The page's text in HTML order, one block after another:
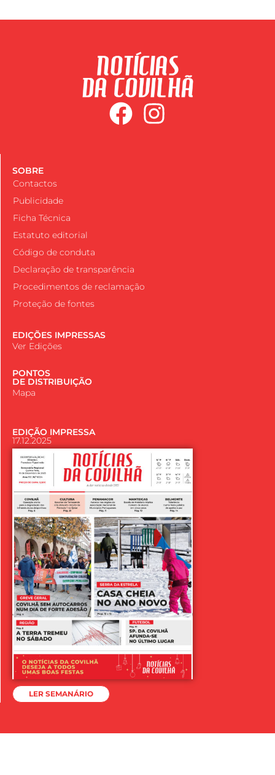
SOBRE
Contactos
Publicidade
Ficha Técnica
Estatuto editorial
Código de conduta
Declaração de transparência
Procedimentos de reclamação
Proteção de fontes
EDIÇÕES IMPRESSAS
Ver Edições
PONTOS
DE DISTRIBUIÇÃO
Mapa
EDIÇÃO IMPRESSA
17.12.2025
LER SEMANÁRIO